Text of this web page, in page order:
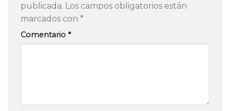
publicada. Los campos obligatorios están
marcados con *
Comentario *